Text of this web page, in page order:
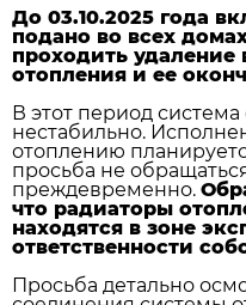
До 03.10.2025 года
подано во всех
проходить удаление
отопления и ее
В этот период
нестабильно.
отоплению
просьба не
преждевременно.
что радиаторы
находятся в зоне
ответственности
Просьба детально